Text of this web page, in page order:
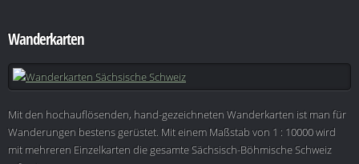
Wanderkarten
Mit den hochauflösenden, hand-gezeichneten Wanderkarten ist man für
Wanderungen bestens gerüstet. Mit einem Maßstab von 1 : 10000 wird
mit mehreren Einzelkarten die gesamte Sächsisch-Böhmische Schweiz